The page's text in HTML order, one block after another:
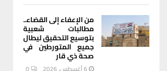
من الإعفاء إلى القضاء..
مطالبات شعبية
بتوسيع التحقيق ليطال
جميع المتورطين في
صحة ذي قار